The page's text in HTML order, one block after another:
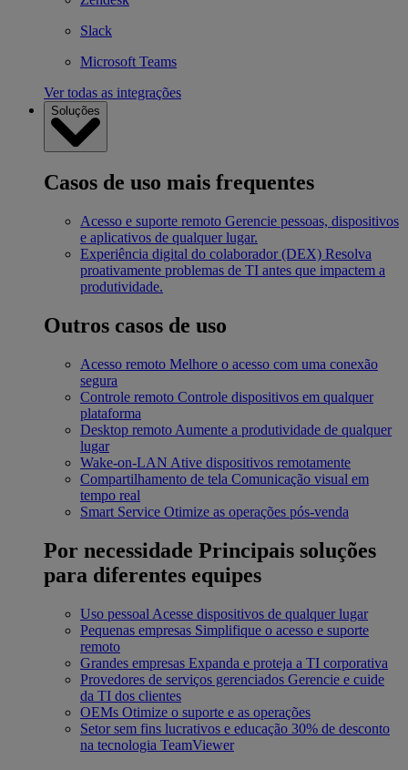
Slack
Microsoft Teams
Ver todas as integrações
Soluções
Casos de uso mais frequentes
Acesso e suporte remoto Gerencie pessoas, dispositivos
e aplicativos de qualquer lugar.
Experiência digital do colaborador (DEX) Resolva
proativamente problemas de TI antes que impactem a
produtividade.
Outros casos de uso
Acesso remoto Melhore o acesso com uma conexão
segura
Controle remoto Controle dispositivos em qualquer
plataforma
Desktop remoto Aumente a produtividade de qualquer
lugar
Wake-on-LAN Ative dispositivos remotamente
Compartilhamento de tela Comunicação visual em
tempo real
Smart Service Otimize as operações pós-venda
Por necessidade Principais soluções
para diferentes equipes
Uso pessoal Acesse dispositivos de qualquer lugar
Pequenas empresas Simplifique o acesso e suporte
remoto
Grandes empresas Expanda e proteja a TI corporativa
Provedores de serviços gerenciados Gerencie e cuide
da TI dos clientes
OEMs Otimize o suporte e as operações
Setor sem fins lucrativos e educação 30% de desconto
na tecnologia TeamViewer